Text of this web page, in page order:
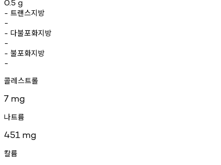
0.5 g
- 트랜스지방
-
- 다불포화지방
-
- 불포화지방
-
콜레스트롤
7 mg
나트륨
451 mg
칼륨